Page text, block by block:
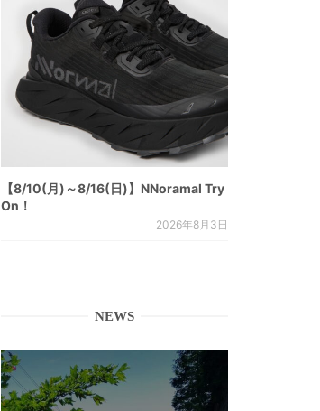
【8/10(月)～8/16(日)】NNoramal Try
On！
2026年8月3日
NEWS